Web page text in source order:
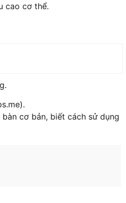
cao cơ thể.
cơ bản, biết cách sử dụng